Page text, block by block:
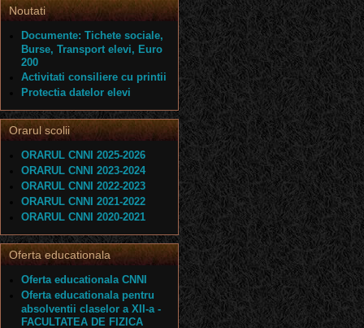
Noutati
Documente: Tichete sociale,
Burse, Transport elevi, Euro
200
Activitati consiliere cu printii
Protectia datelor elevi
Orarul scolii
ORARUL CNNI 2025-2026
ORARUL CNNI 2023-2024
ORARUL CNNI 2022-2023
ORARUL CNNI 2021-2022
ORARUL CNNI 2020-2021
Oferta educationala
Oferta educationala CNNI
Oferta educationala pentru
absolventii claselor a XII-a -
FACULTATEA DE FIZICA